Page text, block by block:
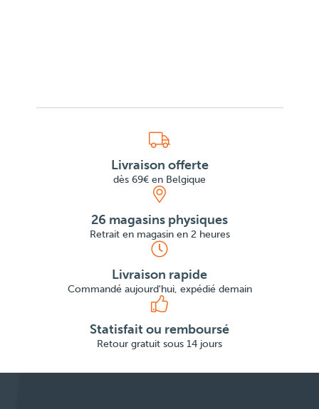
Livraison offerte
dès 69€ en Belgique
26 magasins physiques
Retrait en magasin en 2 heures
Livraison rapide
Commandé aujourd'hui, expédié demain
Statisfait ou remboursé
Retour gratuit sous 14 jours